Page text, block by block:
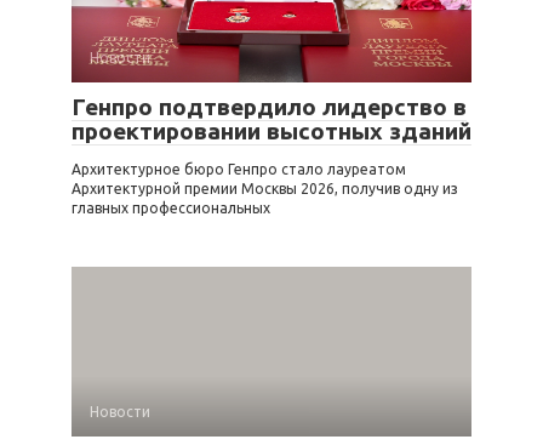
Новости
Генпро подтвердило лидерство в
проектировании высотных зданий
Архитектурное бюро Генпро стало лауреатом
Архитектурной премии Москвы 2026, получив одну из
главных профессиональных
Новости